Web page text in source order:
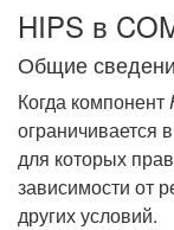
HIPS в
Общие
Когда компонент
ограничивается
для которых
зависимости от
других условий.